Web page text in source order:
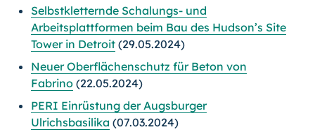
Selbstkletternde Schalungs- und
Arbeitsplattformen beim Bau des Hudson’s Site
Tower in Detroit (29.05.2024)
Neuer Oberflächenschutz für Beton von
Fabrino (22.05.2024)
PERI Einrüstung der Augsburger
Ulrichsbasilika (07.03.2024)